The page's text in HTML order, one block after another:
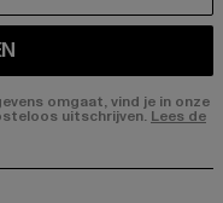
omgaat, vind je in onze
uitschrijven. Lees de